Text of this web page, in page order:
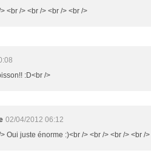
<br /> <br /> <br /> <br />
:D<br />
02/04/2012 06:12
Oui juste énorme :)<br /> <br /> <br /> <br />